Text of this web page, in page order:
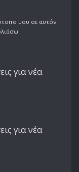
μου σε αυτόν
για νέα
για νέα